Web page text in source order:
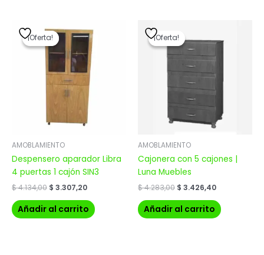
¡Oferta!
¡Oferta!
AMOBLAMIENTO
Despensero aparador Libra
4 puertas 1 cajón SIN3
$4.134,00
precio
original
era:
$ 4.134,00.
$ 3.307,20
precio
actual
es:
$ 3.307,20.
Añadir al carrito
¡Oferta!
¡Oferta!
AMOBLAMIENTO
Cajonera con 5 cajones |
Luna Muebles
$4.283,00
precio
original
era:
$ 4.283,00.
$ 3.426,40
actual
Añadir al carrito